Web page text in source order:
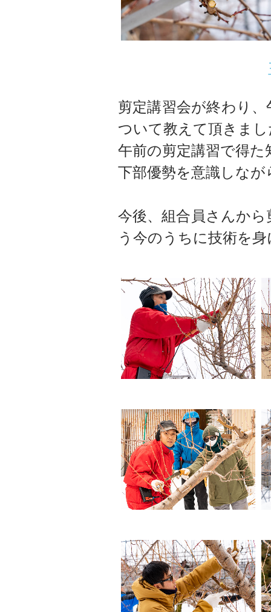
剪定講習会が終わり
ついて教えて頂きま
午前の剪定講習で得
下部優勢を意識しな
今後、組合員さんか
う今のうちに技術を